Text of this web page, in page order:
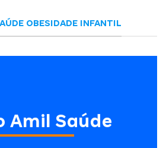
OBESIDADE INFANTIL
Amil Saúde